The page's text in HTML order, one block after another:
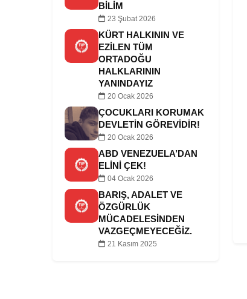
BILIM
23 Şubat 2026
KÜRT HALKININ VE
EZILEN TÜM
ORTADOĞU
HALKLARININ
YANINDAYIZ
20 Ocak 2026
ÇOCUKLARI KORUMAK
DEVLETIN GÖREVIDIR!
20 Ocak 2026
ABD VENEZUELA’DAN
ELINI ÇEK!
04 Ocak 2026
BARIŞ, ADALET VE
ÖZGÜRLÜK
MÜCADELESINDEN
VAZGEÇMEYECEĞIZ.
21 Kasım 2025